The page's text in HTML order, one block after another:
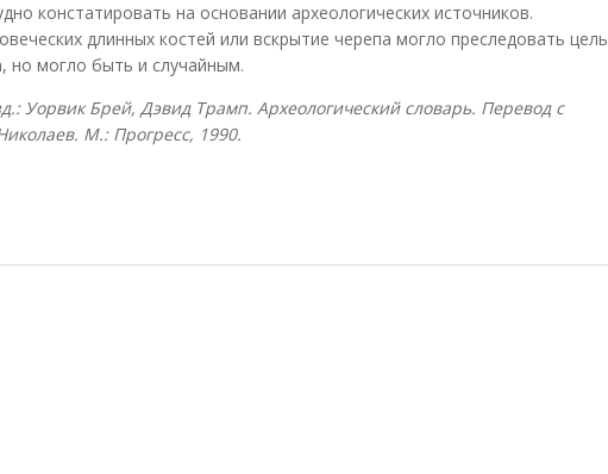
констатировать на основании археологических источников.
длинных костей или вскрытие черепа могло преследовать цель
но могло быть и случайным.
Уорвик Брей, Дэвид Трамп. Археологический словарь. Перевод с
М.: Прогресс, 1990.